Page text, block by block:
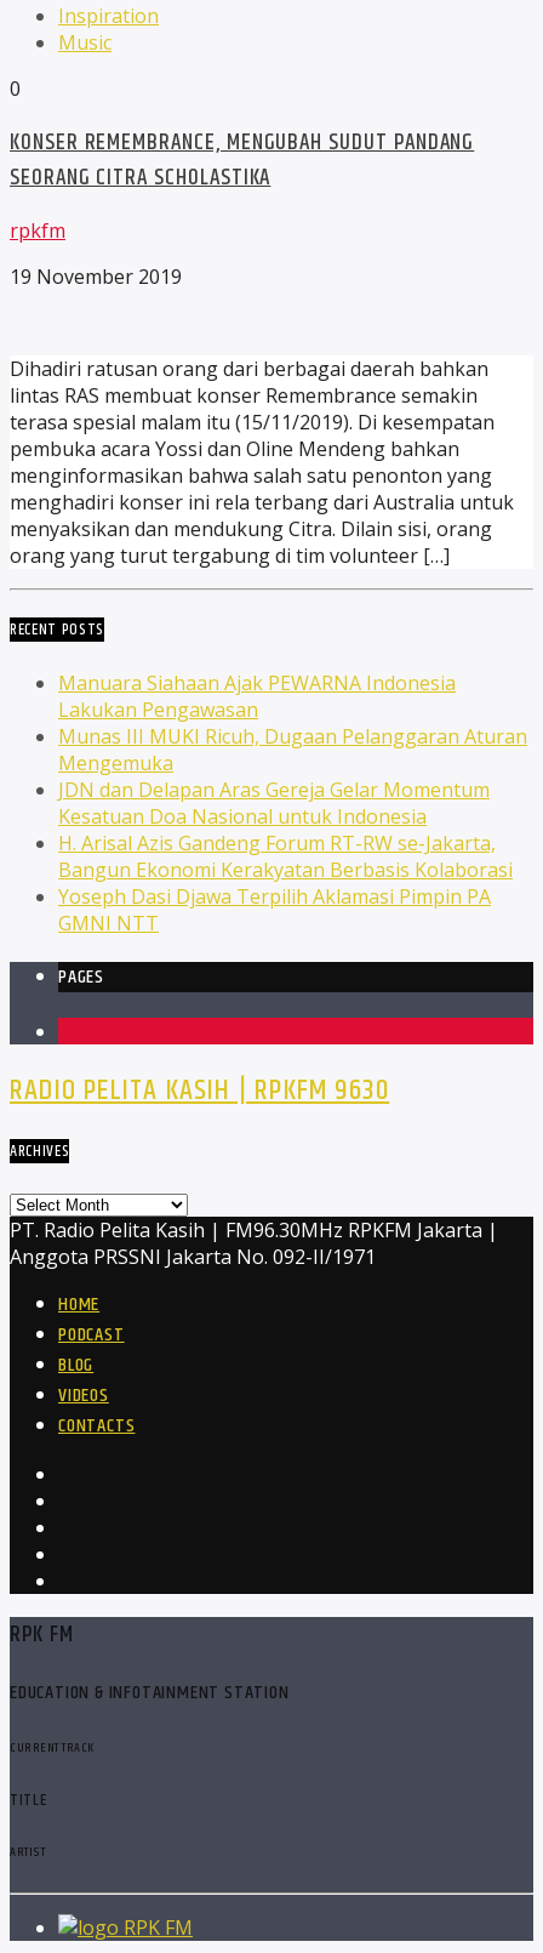
Inspiration
Music
0
KONSER REMEMBRANCE, MENGUBAH SUDUT PANDANG
SEORANG CITRA SCHOLASTIKA
rpkfm
19 November 2019
Dihadiri ratusan orang dari berbagai daerah bahkan
lintas RAS membuat konser Remembrance semakin
terasa spesial malam itu (15/11/2019). Di kesempatan
pembuka acara Yossi dan Oline Mendeng bahkan
menginformasikan bahwa salah satu penonton yang
menghadiri konser ini rela terbang dari Australia untuk
menyaksikan dan mendukung Citra. Dilain sisi, orang
orang yang turut tergabung di tim volunteer […]
RECENT POSTS
Manuara Siahaan Ajak PEWARNA Indonesia
Lakukan Pengawasan
Munas III MUKI Ricuh, Dugaan Pelanggaran Aturan
Mengemuka
JDN dan Delapan Aras Gereja Gelar Momentum
Kesatuan Doa Nasional untuk Indonesia
H. Arisal Azis Gandeng Forum RT-RW se-Jakarta,
Bangun Ekonomi Kerakyatan Berbasis Kolaborasi
Yoseph Dasi Djawa Terpilih Aklamasi Pimpin PA
GMNI NTT
PAGES
RADIO PELITA KASIH | RPKFM 9630
ARCHIVES
Archives
PT. Radio Pelita Kasih | FM96.30MHz RPKFM Jakarta |
Anggota PRSSNI Jakarta No. 092-II/1971
HOME
PODCAST
BLOG
VIDEOS
CONTACTS
RPK FM
EDUCATION & INFOTAINMENT STATION
CURRENT TRACK
TITLE
ARTIST
RPK FM